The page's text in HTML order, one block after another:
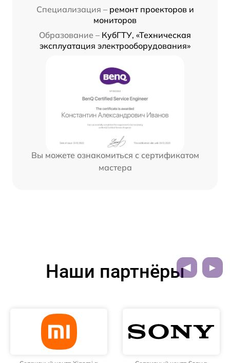
Специализация – ремонт проекторов и
мониторов
Образование – КубГТУ, «Техническая
эксплуатация электрооборудования»
Вы можете ознакомиться с сертификатом
мастера
Наши партнёры